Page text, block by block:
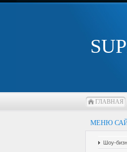
ГЛАВНАЯ
МЕНЮ
Шоу-